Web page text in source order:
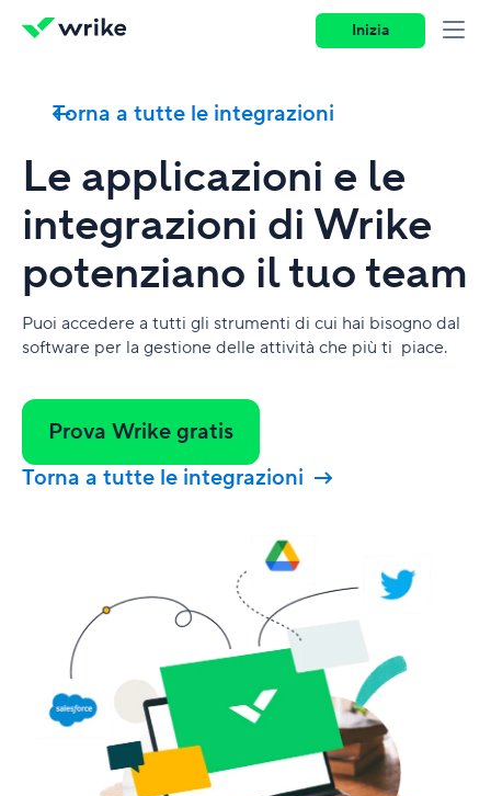
Inizia
Torna a tutte le integrazioni
Le applicazioni e le
integrazioni di Wrike
potenziano il tuo team
Puoi accedere a tutti gli strumenti di cui hai bisogno dal
software per la gestione delle attività che più ti piace.
Prova Wrike gratis
Torna a tutte le integrazioni